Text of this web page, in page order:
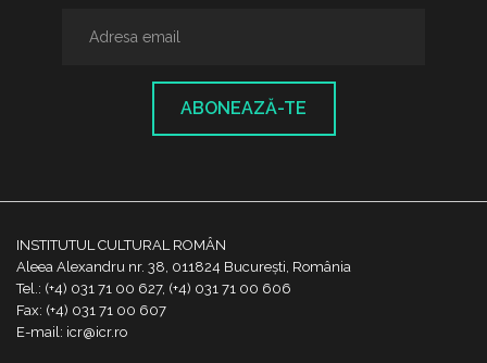
ABONEAZĂ-TE
INSTITUTUL CULTURAL ROMÂN
Aleea Alexandru nr. 38, 011824 București, România
Tel.: (+4) 031 71 00 627, (+4) 031 71 00 606
Fax: (+4) 031 71 00 607
E-mail: icr@icr.ro